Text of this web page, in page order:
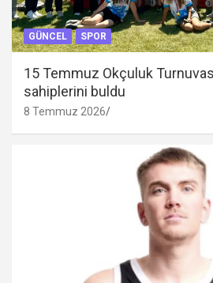
GÜNCEL SPOR
15 Temmuz Okçuluk
sahiplerini buldu
8 Temmuz 2026